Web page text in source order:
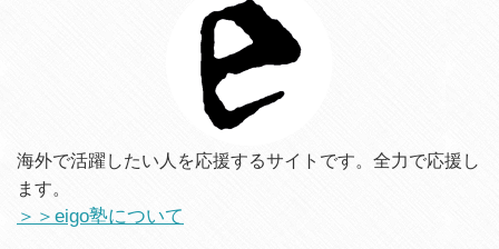
海外で活躍したい人を応援するサイトです。全力で応援し
ます。
＞＞eigo塾について